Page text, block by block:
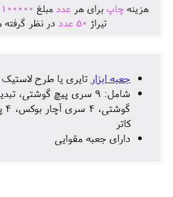
هزينه چاپ برای هر عدد مبلغ 100000
تيراژ 50 عدد در نظر
جعبه ابزار تایری یا طرح
شامل: 9 سری پیچ گوشتی،
کاتر
دارای جعبه مقوایی